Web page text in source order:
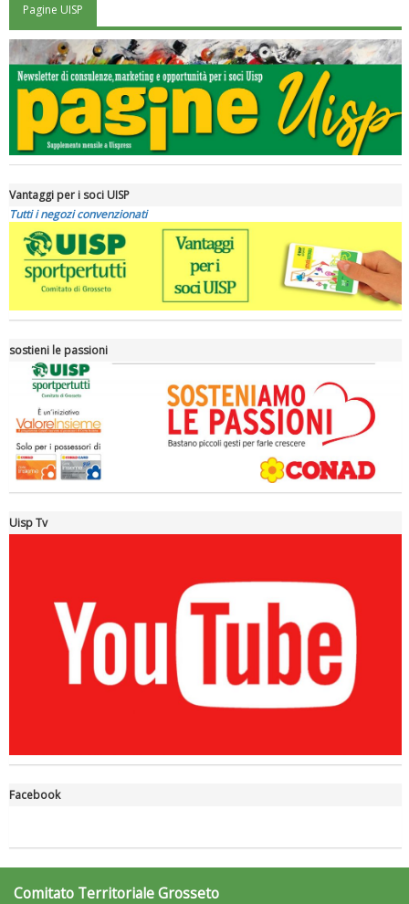
"Superare gli ostacoli": la relazione di Tiziano Pesce al CN Uisp
Luglio 2026: "Pensando con i piedi, si possono fare le
rivoluzioni"
Tiziano Pesce a Radio InBlu2000 traccia il bilancio della stagione
Pagine UISP
Vantaggi per i soci UISP
Tutti i negozi convenzionati
sostieni le passioni
Uisp Tv
Facebook
Comitato Territoriale Grosseto